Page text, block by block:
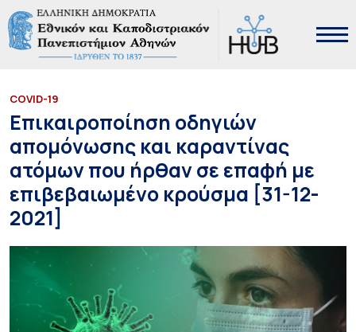
COVID-19
Επικαιροποίηση οδηγιών
απομόνωσης και καραντίνας
ατόμων που ήρθαν σε επαφή με
επιβεβαιωμένο κρούσμα [31-12-
2021]